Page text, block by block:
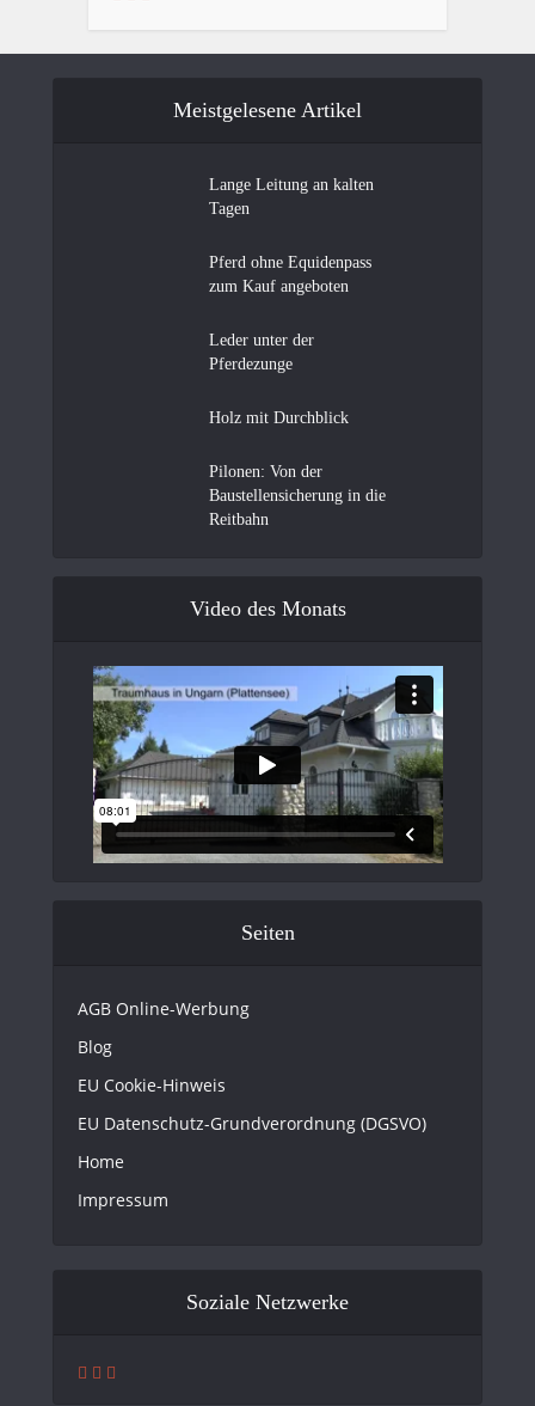
Meistgelesene Artikel
Lange Leitung an kalten
Tagen
Pferd ohne Equidenpass
zum Kauf angeboten
Leder unter der
Pferdezunge
Holz mit Durchblick
Pilonen: Von der
Baustellensicherung in die
Reitbahn
Video des Monats
Seiten
AGB Online-Werbung
Blog
EU Cookie-Hinweis
EU Datenschutz-Grundverordnung (DGSVO)
Home
Impressum
Soziale Netzwerke